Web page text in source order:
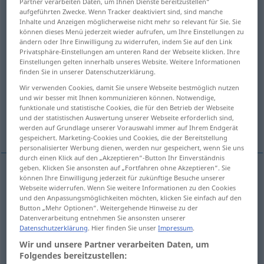
Übersicht aller Übersetzungen
(Für mehr Details die Übersetzung anklicken/antippen)
Gruppe Gruppen… Band
Gruppe Aggregat
Weitere Beispiele...
Gruppef groupe
Gruppen… groupe < ADJT>
aufgeführten Zwecke. Wenn Tracker deaktiviert sind, sind manche
Inhalte und Anzeigen möglicherweise nicht mehr so relevant für Sie. Sie
können dieses Menü jederzeit wieder aufrufen, um Ihre Einstellungen zu
ändern oder Ihre Einwilligung zu widerrufen, indem Sie auf den Link
Privatsphäre-Einstellungen am unteren Rand der Webseite klicken. Ihre
Einstellungen gelten innerhalb unseres Website. Weitere Informationen
finden Sie in unserer Datenschutzerklärung.
Wir verwenden Cookies, damit Sie unsere Webseite bestmöglich nutzen
und wir besser mit Ihnen kommunizieren können. Notwendige,
funktionale und statistische Cookies, die für den Betrieb der Webseite
und der statistischen Auswertung unserer Webseite erforderlich sind,
werden auf Grundlage unserer Vorauswahl immer auf Ihrem Endgerät
gespeichert. Marketing-Cookies und Cookies, die der Bereitstellung
personalisierter Werbung dienen, werden nur gespeichert, wenn Sie uns
durch einen Klick auf den „Akzeptieren“-Button Ihr Einverständnis
geben. Klicken Sie ansonsten auf „Fortfahren ohne Akzeptieren“. Sie
können Ihre Einwilligung jederzeit für zukünftige Besuche unserer
Webseite widerrufen. Wenn Sie weitere Informationen zu den Cookies
und den Anpassungsmöglichkeiten möchten, klicken Sie einfach auf den
Button „Mehr Optionen“. Weitergehende Hinweise zu der
Datenverarbeitung entnehmen Sie ansonsten unserer
Datenschutzerklärung. Hier finden Sie unserImpressum.
Wir und unsere Partner verarbeiten Daten, um
Folgendes bereitzustellen: